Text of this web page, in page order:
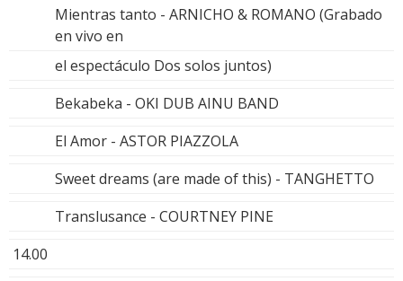
Mientras tanto - ARNICHO & ROMANO (Grabado
en vivo en
el espectáculo Dos solos juntos)
Bekabeka - OKI DUB AINU BAND
El Amor - ASTOR PIAZZOLA
Sweet dreams (are made of this) - TANGHETTO
Translusance - COURTNEY PINE
14.00